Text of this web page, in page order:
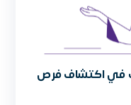
في اكتشاف فرص